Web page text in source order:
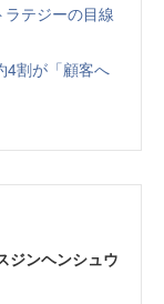
ラテジーの目線
4割が「顧客へ
ジンヘンシュウ